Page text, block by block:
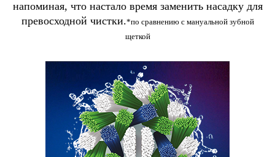
напоминая, что настало время заменить насадку для
превосходной чистки.*по сравнению с мануальной зубной
щеткой